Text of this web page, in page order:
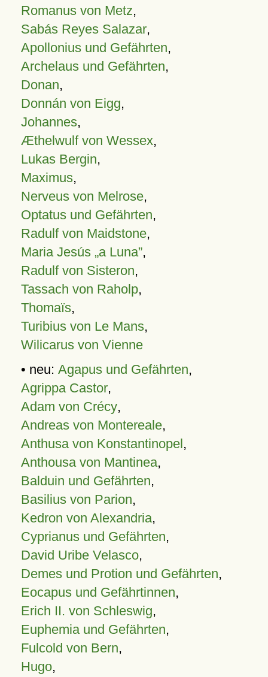
Romanus von Metz,
Sabás Reyes Salazar,
Apollonius und Gefährten,
Archelaus und Gefährten,
Donan,
Donnán von Eigg,
Johannes,
Æthelwulf von Wessex,
Lukas Bergin,
Maximus,
Nerveus von Melrose,
Optatus und Gefährten,
Radulf von Maidstone,
Maria Jesús „a Luna”,
Radulf von Sisteron,
Tassach von Raholp,
Thomaïs,
Turibius von Le Mans,
Wilicarus von Vienne
• neu: Agapus und Gefährten,
Agrippa Castor,
Adam von Crécy,
Andreas von Montereale,
Anthusa von Konstantinopel,
Anthousa von Mantinea,
Balduin und Gefährten,
Basilius von Parion,
Kedron von Alexandria,
Cyprianus und Gefährten,
David Uribe Velasco,
Demes und Protion und Gefährten,
Eocapus und Gefährtinnen,
Erich II. von Schleswig,
Euphemia und Gefährten,
Fulcold von Bern,
Hugo,